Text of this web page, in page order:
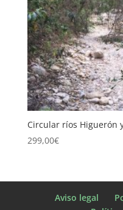
Circular ríos Higuerón
299,00€
Aviso legal